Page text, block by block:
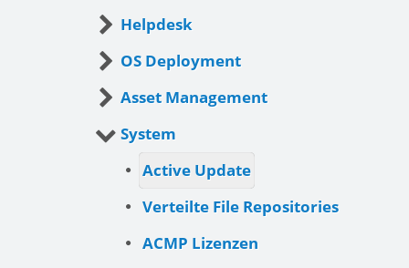
Helpdesk
OS Deployment
Asset Management
System
Active Update
Verteilte File Repositories
ACMP Lizenzen